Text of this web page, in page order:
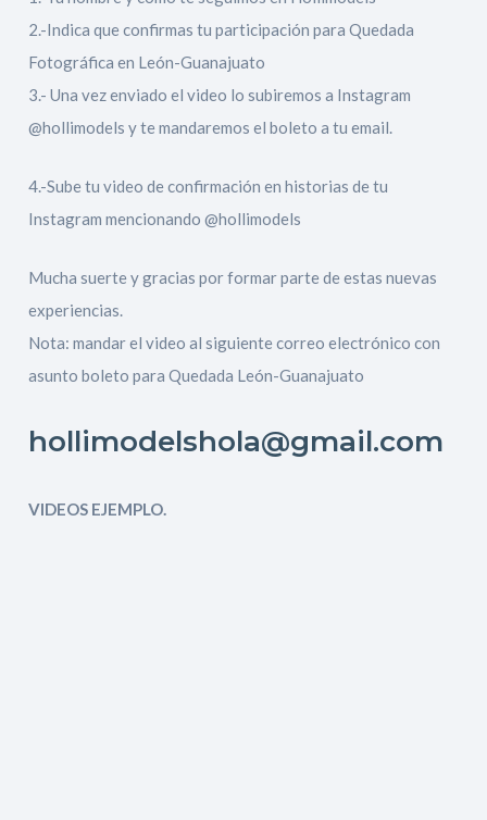
2.-Indica que confirmas tu participación para Quedada
Fotográfica en León-Guanajuato
3.- Una vez enviado el video lo subiremos a Instagram
@hollimodels y te mandaremos el boleto a tu email.
4.-Sube tu video de confirmación en historias de tu
Instagram mencionando @hollimodels
Mucha suerte y gracias por formar parte de estas nuevas
experiencias.
Nota: mandar el video al siguiente correo electrónico con
asunto boleto para Quedada León-Guanajuato
hollimodelshola@gmail.com
VIDEOS EJEMPLO.